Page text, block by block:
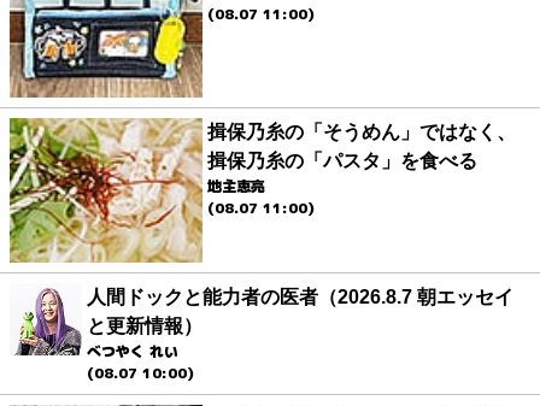
(08.07 11:00)
揖保乃糸の「そうめん」ではなく、
揖保乃糸の「パスタ」を食べる
地主恵亮
(08.07 11:00)
人間ドックと能力者の医者（2026.8.7 朝エッセイ
と更新情報）
べつやく れい
(08.07 10:00)